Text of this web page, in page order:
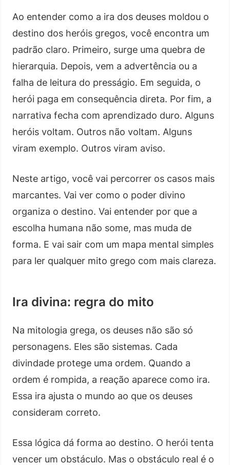
Ao entender como a ira dos deuses moldou o
destino dos heróis gregos, você encontra um
padrão claro. Primeiro, surge uma quebra de
hierarquia. Depois, vem a advertência ou a
falha de leitura do presságio. Em seguida, o
herói paga em consequência direta. Por fim, a
narrativa fecha com aprendizado duro. Alguns
heróis voltam. Outros não voltam. Alguns
viram exemplo. Outros viram aviso.
Neste artigo, você vai percorrer os casos mais
marcantes. Vai ver como o poder divino
organiza o destino. Vai entender por que a
escolha humana não some, mas muda de
forma. E vai sair com um mapa mental simples
para ler qualquer mito grego com mais clareza.
Ira divina: regra do mito
Na mitologia grega, os deuses não são só
personagens. Eles são sistemas. Cada
divindade protege uma ordem. Quando a
ordem é rompida, a reação aparece como ira.
Essa ira ajusta o mundo ao que os deuses
consideram correto.
Essa lógica dá forma ao destino. O herói tenta
vencer um obstáculo. Mas o obstáculo real é o